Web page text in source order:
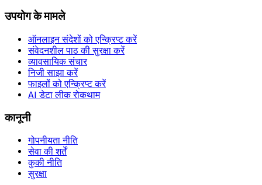
उपयोग के मामले
ऑनलाइन संदेशों को एन्क्रिप्ट करें
संवेदनशील पाठ की सुरक्षा करें
व्यावसायिक संचार
निजी साझा करें
फाइलों को एन्क्रिप्ट करें
AI डेटा लीक रोकथाम
कानूनी
गोपनीयता नीति
सेवा की शर्तें
कुकी नीति
सुरक्षा